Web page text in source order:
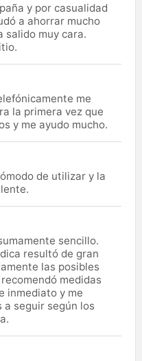
y por casualidad
a ahorrar mucho
salido muy cara.
me
la primera vez que
y me ayudo mucho.
de utilizar y la
sencillo.
resultó de gran
las posibles
medidas
inmediato y me
a seguir según los